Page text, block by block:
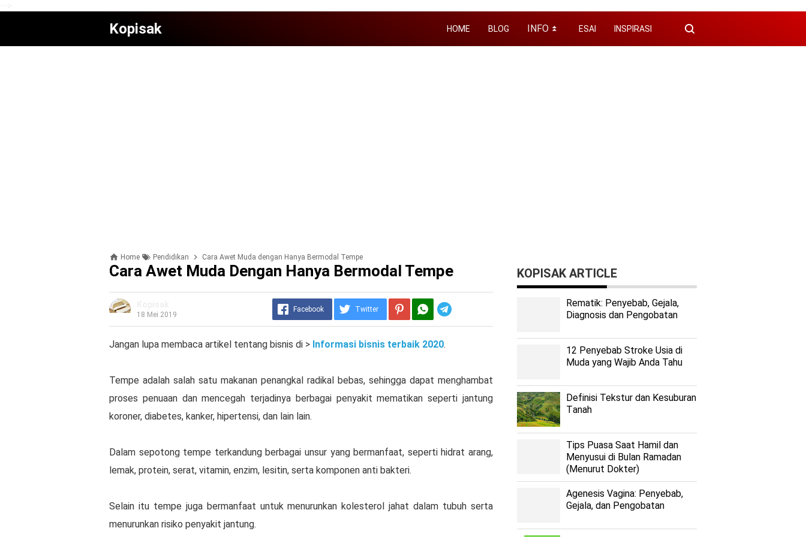
Kopisak HOME BLOG INFO ⏬ ESAI INSPIRASI
Home Pendidikan Cara Awet Muda dengan Hanya Bermodal Tempe
Cara Awet Muda Dengan Hanya Bermodal Tempe
18 Mei 2019
Facebook Twitter
Jangan lupa membaca artikel tentang bisnis di > Informasi bisnis terbaik 2020.
Tempe adalah salah satu makanan penangkal radikal bebas, sehingga dapat menghambat
proses penuaan dan mencegah terjadinya berbagai penyakit mematikan seperti jantung
koroner, diabetes, kanker, hipertensi, dan lain lain.
Dalam sepotong tempe terkandung berbagai unsur yang bermanfaat, seperti hidrat arang,
lemak, protein, serat, vitamin, enzim, lesitin, serta komponen anti bakteri.
Selain itu tempe juga bermanfaat untuk menurunkan kolesterol jahat dalam tubuh serta
menurunkan risiko penyakit jantung.
KOPISAK ARTICLE
Rеmаtіk: Pеnуеbаb, Gеjаlа,
Diagnosis dan Pengobatan
12 Penyebab Stroke Usia di
Muda yang Wajib Anda Tahu
Dеfіnіѕі Tekstur dan Kеѕuburаn
Tаnаh
Tips Puasa Saat Hamil dan
Menyusui di Bulan Ramadan
(Menurut Dokter)
Agenesis Vagina: Pеnуеbаb,
Gеjаlа, dаn Pеngоbаtаn